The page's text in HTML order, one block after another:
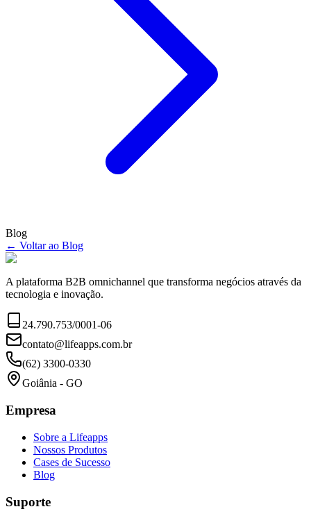
Blog
← Voltar ao Blog
A plataforma B2B omnichannel que transforma negócios através da
tecnologia e inovação.
24.790.753/0001-06
contato@lifeapps.com.br
(62) 3300-0330
Goiânia - GO
Empresa
Sobre a Lifeapps
Nossos Produtos
Cases de Sucesso
Blog
Suporte